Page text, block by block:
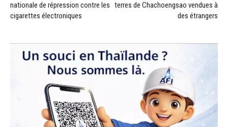
nationale de répression contre les
cigarettes électroniques
terres de Chachoengsao vendues à
des étrangers